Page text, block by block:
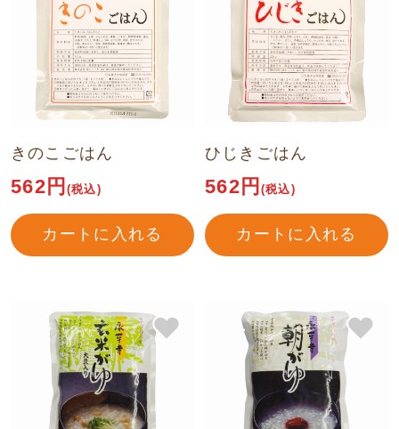
きのこごはん
562円(税込)
カートに入れる
ひじきごはん
562円(税込)
カートに入れる